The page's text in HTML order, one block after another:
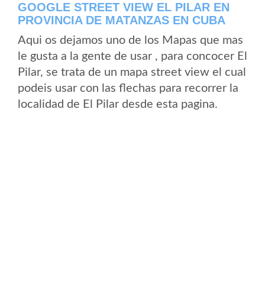
GOOGLE STREET VIEW EL PILAR EN
PROVINCIA DE MATANZAS EN CUBA
Aqui os dejamos uno de los Mapas que mas
le gusta a la gente de usar , para concocer El
Pilar, se trata de un mapa street view el cual
podeis usar con las flechas para recorrer la
localidad de El Pilar desde esta pagina.